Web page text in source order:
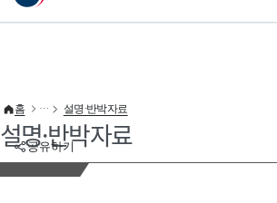
이 누리집은 대한민국 공식 전자정부 누리집입니다.
공유하기
홈 설명·반박자료
설명·반박자료